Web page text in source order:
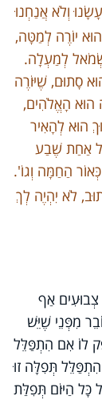
וְלֹא אֲנַחְנוּ
יוֹרֶה לְמַטָּה,
לְמַעְלָה.
סָתוּם, שֶׁיּוֹרֶה
הוּא הָאֱלֹהִים,
הוּא לְהָאִיר
אַחַת שֶׁבַע
הַחַמָּה וְגוֹ'.
לֹא יִהְיֶה לְךְ
צְבוּעִים אַף
מִפְּנֵי שֶׁיֵּשׁ
לוֹ אִם הִתְפַּלֵּל
תְּפִלָּה זוּ
כָּל הַיּוֹם תְּפִלַּת